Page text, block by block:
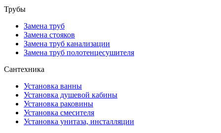
Трубы
Замена труб
Замена стояков
Замена труб канализации
Замена труб полотенцесушителя
Сантехника
Установка ванны
Установка душевой кабины
Установка раковины
Установка смесителя
Установка унитаза, инсталляции